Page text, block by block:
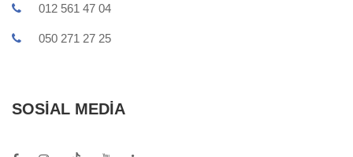
012 561 47 04
050 271 27 25
SOSIAL MEDIA